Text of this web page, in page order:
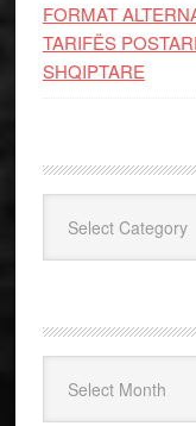
FORMAT
TARIFËS
SHQIPTARE